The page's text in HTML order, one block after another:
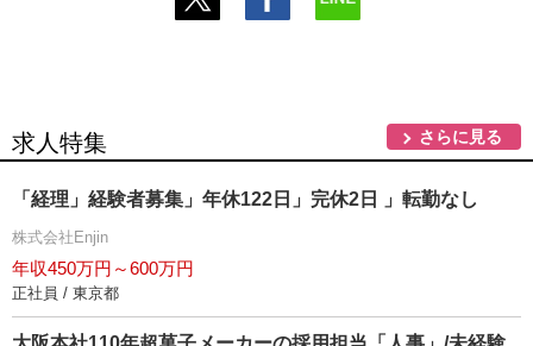
求人特集 さらに見る
「経理」経験者募集」年休122日」完休2日 」転勤なし
株式会社Enjin
年収450万円～600万円
正社員 / 東京都